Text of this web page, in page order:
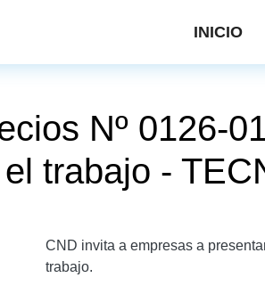
INICIO
Nº 0126-
trabajo -
CND invita a empresas a
trabajo.